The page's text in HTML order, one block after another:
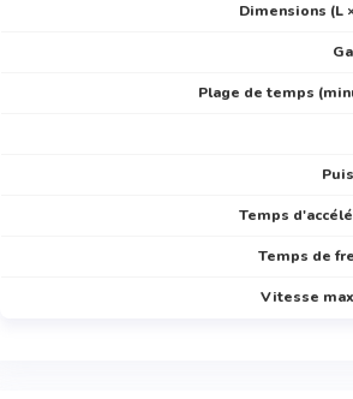
Dimensions (L
Plage de temps
Temps
Temps de
Vitesse